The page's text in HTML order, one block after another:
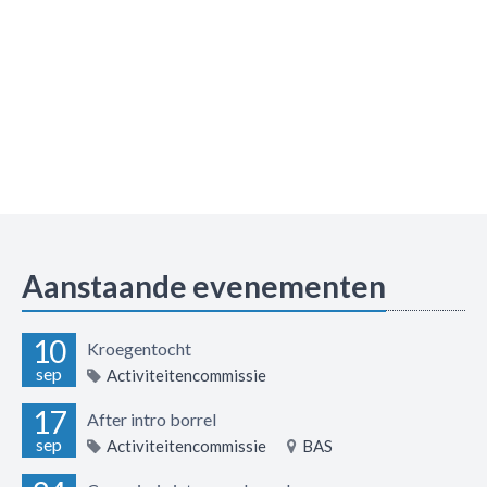
Aanstaande evenementen
10
sep
Kroegentocht
Activiteitencommissie
17
sep
After intro borrel
Activiteitencommissie BAS